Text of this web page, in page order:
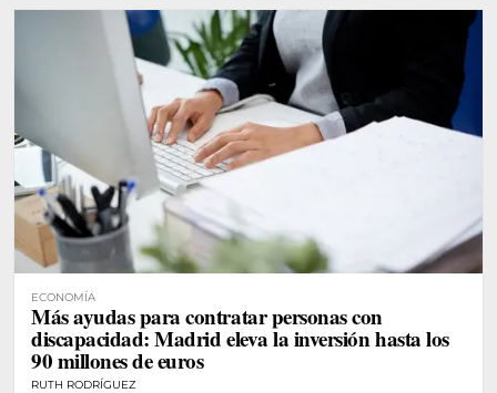
ECONOMÍA
Más ayudas para contratar personas con
discapacidad: Madrid eleva la inversión hasta los
90 millones de euros
RUTH RODRÍGUEZ